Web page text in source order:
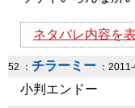
ネタバレ内容を
52 ： チラーミー ：
小判エンドー